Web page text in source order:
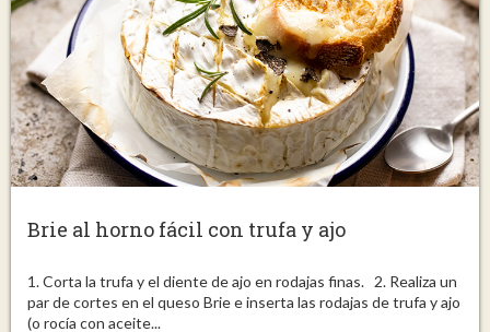
Brie al horno fácil con trufa y ajo
1. Corta la trufa y el diente de ajo en rodajas finas. 2. Realiza un
par de cortes en el queso Brie e inserta las rodajas de trufa y ajo
(o rocía con aceite...